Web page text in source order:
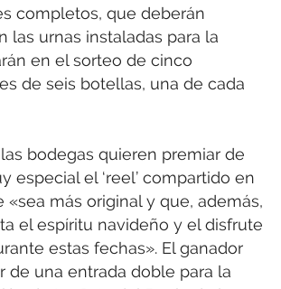
completos, que deberán
las urnas instaladas para la
en el sorteo de cinco
de seis botellas, una de cada
bodegas quieren premiar de
especial el ‘reel’ compartido en
«sea más original y que, además,
el espíritu navideño y el disfrute
estas fechas». El ganador
de una entrada doble para la